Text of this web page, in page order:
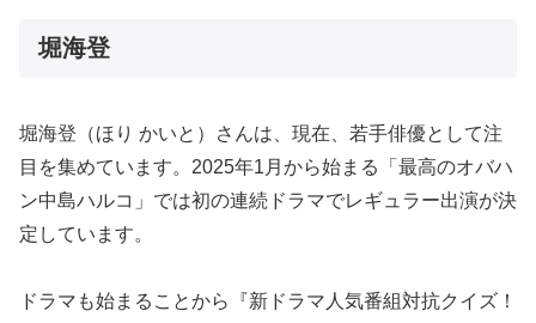
堀海登
堀海登（ほり かいと）さんは、現在、若手俳優として注
目を集めています。2025年1月から始まる「最高のオバハ
ン中島ハルコ」では初の連続ドラマでレギュラー出演が決
定しています。
ドラマも始まることから『新ドラマ人気番組対抗クイズ！